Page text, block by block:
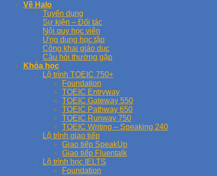
Về Halo
Tuyển dụng
Sự kiện – Đối tác
Nội quy học viên
Ứng dụng học tập
Công khai giáo dục
Câu hỏi thường gặp
Khóa học
Lộ trình TOEIC 750+
Foundation
TOEIC Entryway
TOEIC Gateway 550
TOEIC Pathway 650
TOEIC Runway 750
TOEIC Writing – Speaking 240
Lộ trình giao tiếp
Giao tiếp SpeakUp
Giao tiếp Fluentalk
Lộ trình học IELTS
Foundation